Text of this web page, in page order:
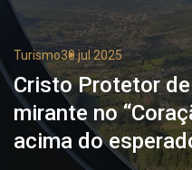
Turismo30 jul 2025
Cristo Protetor
mirante no
acima do